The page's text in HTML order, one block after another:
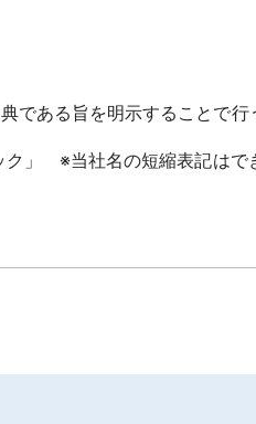
ある旨を明示することで行
」 ※当社名の短縮表記はで